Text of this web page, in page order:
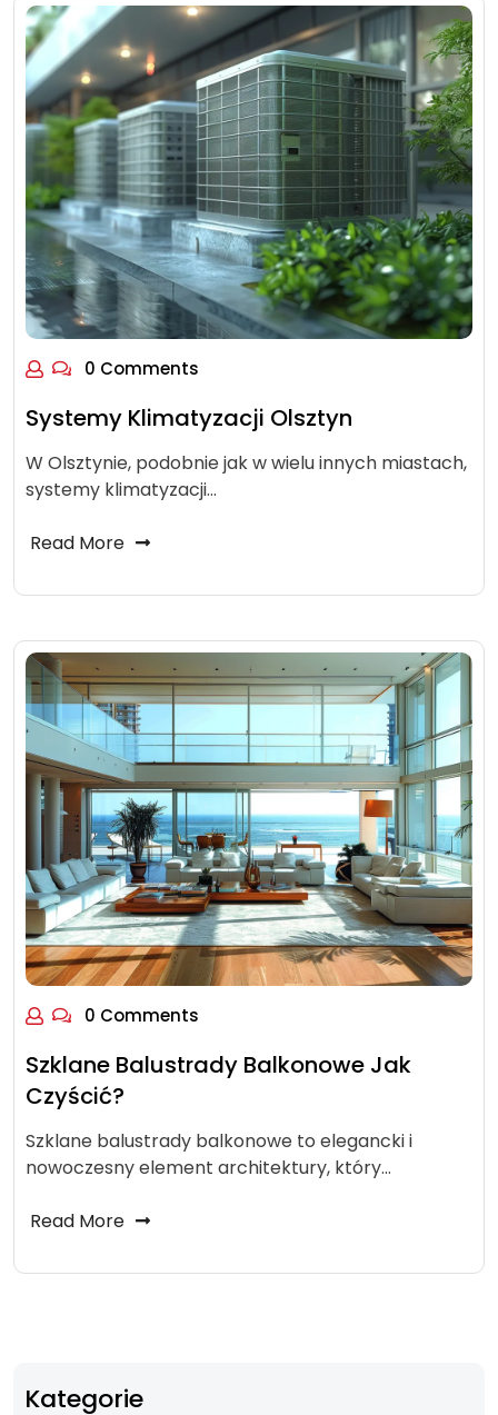
0 Comments
Systemy Klimatyzacji Olsztyn
W Olsztynie, podobnie jak w wielu innych miastach,
systemy klimatyzacji…
Read More
0 Comments
Szklane Balustrady Balkonowe Jak
Czyścić?
Szklane balustrady balkonowe to elegancki i
nowoczesny element architektury, który…
Read More
Kategorie